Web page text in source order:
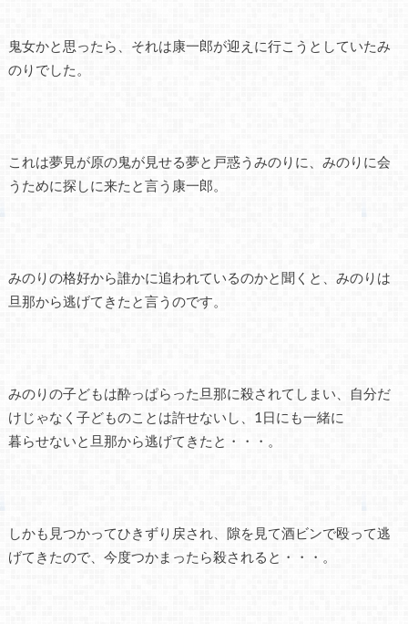
鬼女かと思ったら、それは康一郎が迎えに行こうとしていたみ
のりでした。
これは夢見が原の鬼が見せる夢と戸惑うみのりに、みのりに会
うために探しに来たと言う康一郎。
みのりの格好から誰かに追われているのかと聞くと、みのりは
旦那から逃げてきたと言うのです。
みのりの子どもは酔っぱらった旦那に殺されてしまい、自分だ
けじゃなく子どものことは許せないし、1日にも一緒に
暮らせないと旦那から逃げてきたと・・・。
しかも見つかってひきずり戻され、隙を見て酒ビンで殴って逃
げてきたので、今度つかまったら殺されると・・・。